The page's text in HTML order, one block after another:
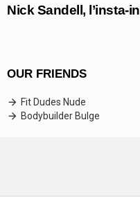
Nick Sandell, l’insta-
OUR FRIENDS
Fit Dudes Nude
Bodybuilder Bulge